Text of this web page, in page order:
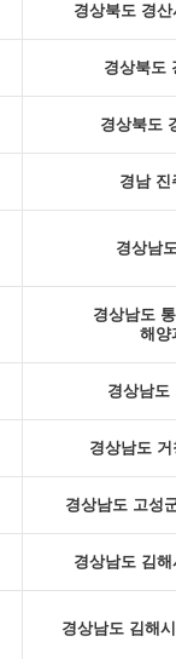
경상북도 경
경상북도
경상북도
경남 진
경상남
경상남도
해양
경상남도
경상남도
경상남도 고성
경상남도 김
경상남도 김해